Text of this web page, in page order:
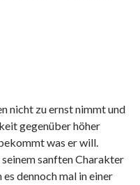
nicht zu ernst nimmt und
gegenüber höher
was er will.
sanften Charakter
dennoch mal in einer